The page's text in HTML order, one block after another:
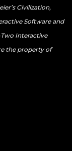
Civilization,
Software and
Interactive
the property of